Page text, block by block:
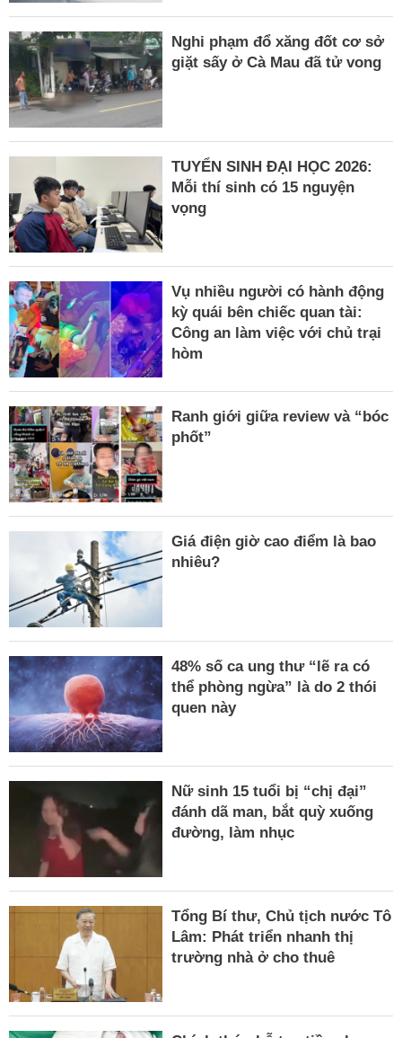
Nghi phạm đổ xăng đốt cơ sở
giặt sấy ở Cà Mau đã tử vong
TUYỂN SINH ĐẠI HỌC 2026:
Mỗi thí sinh có 15 nguyện
vọng
Vụ nhiều người có hành động
kỳ quái bên chiếc quan tài:
Công an làm việc với chủ trại
hòm
Ranh giới giữa review và “bóc
phốt”
Giá điện giờ cao điểm là bao
nhiêu?
48% số ca ung thư “lẽ ra có
thể phòng ngừa” là do 2 thói
quen này
Nữ sinh 15 tuổi bị “chị đại”
đánh dã man, bắt quỳ xuống
đường, làm nhục
Tổng Bí thư, Chủ tịch nước Tô
Lâm: Phát triển nhanh thị
trường nhà ở cho thuê